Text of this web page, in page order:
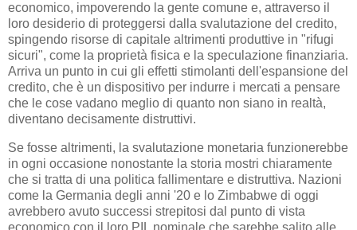
economico, impoverendo la gente comune e, attraverso il
loro desiderio di proteggersi dalla svalutazione del credito,
spingendo risorse di capitale altrimenti produttive in "rifugi
sicuri", come la proprietà fisica e la speculazione finanziaria.
Arriva un punto in cui gli effetti stimolanti dell'espansione del
credito, che è un dispositivo per indurre i mercati a pensare
che le cose vadano meglio di quanto non siano in realtà,
diventano decisamente distruttivi.
Se fosse altrimenti, la svalutazione monetaria funzionerebbe
in ogni occasione nonostante la storia mostri chiaramente
che si tratta di una politica fallimentare e distruttiva. Nazioni
come la Germania degli anni '20 e lo Zimbabwe di oggi
avrebbero avuto successi strepitosi dal punto di vista
economico con il loro PIL nominale che sarebbe salito alle